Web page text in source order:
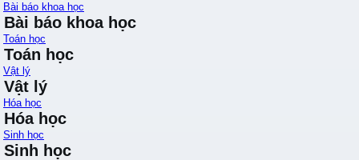
Bài báo khoa học
Bài báo khoa học
Toán học
Toán học
Vật lý
Vật lý
Hóa học
Hóa học
Sinh học
Sinh học